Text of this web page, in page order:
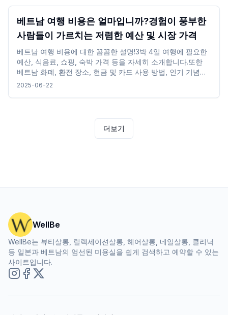
베트남 여행 비용은 얼마입니까?경험이 풍부한
사람들이 가르치는 저렴한 예산 및 시장 가격
베트남 여행 비용에 대한 꼼꼼한 설명!3박 4일 여행에 필요한
예산, 식음료, 쇼핑, 숙박 가격 등을 자세히 소개합니다.또한
베트남 화폐, 환전 장소, 현금 및 카드 사용 방법, 인기 기념품
에 대한 정보도 다룹니다.경험이 풍부한 사람이 합리적인 가격
2025-06-22
더보기
WellBe
WellBe는 뷰티살롱, 릴렉세이션살롱, 헤어살롱, 네일살롱, 클리닉
등 일본과 베트남의 엄선된 미용실을 쉽게 검색하고 예약할 수 있는
사이트입니다.